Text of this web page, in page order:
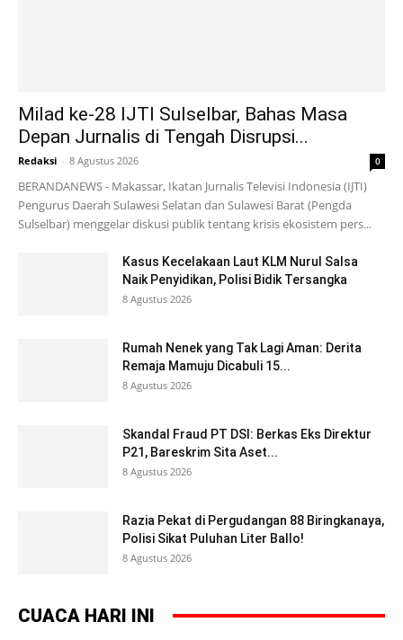
Milad ke-28 IJTI Sulselbar, Bahas Masa
Depan Jurnalis di Tengah Disrupsi...
Redaksi - 8 Agustus 2026 0
BERANDANEWS - Makassar, Ikatan Jurnalis Televisi Indonesia (IJTI)
Pengurus Daerah Sulawesi Selatan dan Sulawesi Barat (Pengda
Sulselbar) menggelar diskusi publik tentang krisis ekosistem pers...
Kasus Kecelakaan Laut KLM Nurul Salsa
Naik Penyidikan, Polisi Bidik Tersangka
8 Agustus 2026
Rumah Nenek yang Tak Lagi Aman: Derita
Remaja Mamuju Dicabuli 15...
8 Agustus 2026
Skandal Fraud PT DSI: Berkas Eks Direktur
P21, Bareskrim Sita Aset...
8 Agustus 2026
Razia Pekat di Pergudangan 88 Biringkanaya,
Polisi Sikat Puluhan Liter Ballo!
8 Agustus 2026
CUACA HARI INI